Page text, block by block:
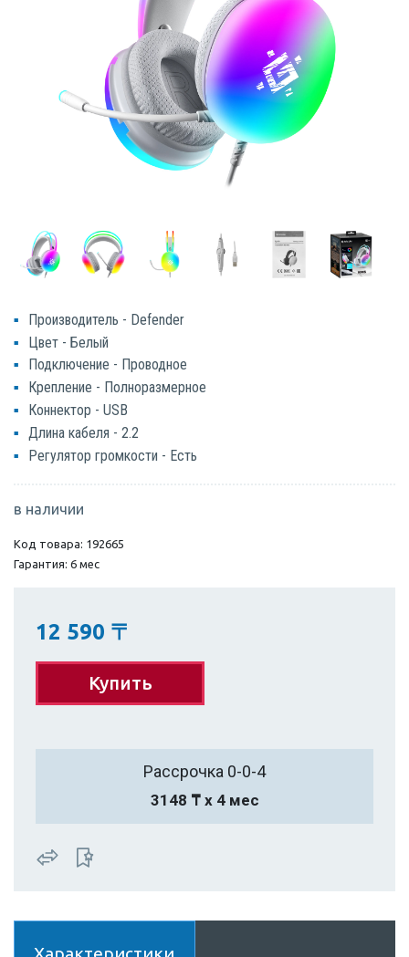
Производитель - Defender
Цвет - Белый
Подключение - Проводное
Крепление - Полноразмерное
Коннектор - USB
Длина кабеля - 2.2
Регулятор громкости - Есть
в наличии
Код товара: 192665
Гарантия: 6 мес
12 590 〒
Купить
Рассрочка 0-0-4
3148 ₸ х 4 мес